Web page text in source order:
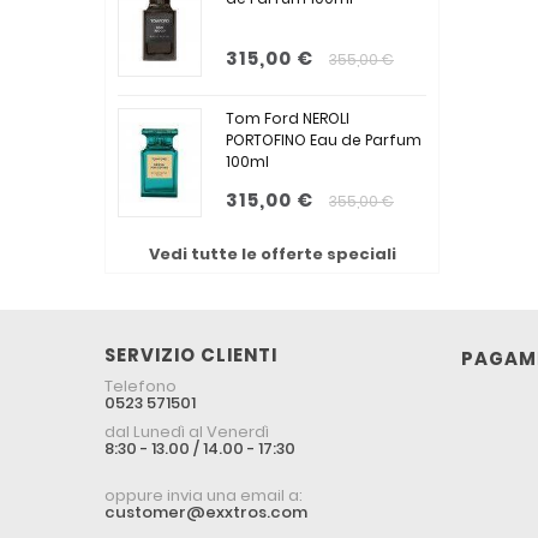
315,00 € 355,00 €
Tom Ford NEROLI
PORTOFINO Eau de Parfum
100ml
315,00 € 355,00 €
Vedi tutte le offerte speciali
SERVIZIO CLIENTI
Telefono
0523 571501
dal Lunedì al Venerdì
8:30 - 13.00 / 14.00 - 17:30
oppure invia una email a:
customer@exxtros.com